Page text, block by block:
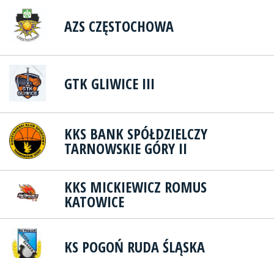
AZS CZĘSTOCHOWA
GTK GLIWICE III
KKS BANK SPÓŁDZIELCZY
TARNOWSKIE GÓRY II
KKS MICKIEWICZ ROMUS
KATOWICE
KS POGOŃ RUDA ŚLĄSKA